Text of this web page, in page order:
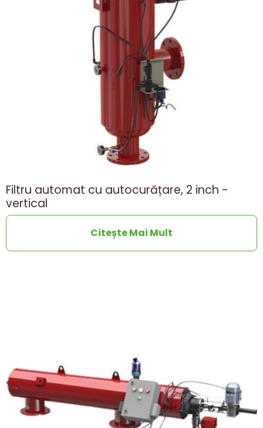
Filtru automat cu autocurățare, 2 inch -
vertical
Citește Mai Mult